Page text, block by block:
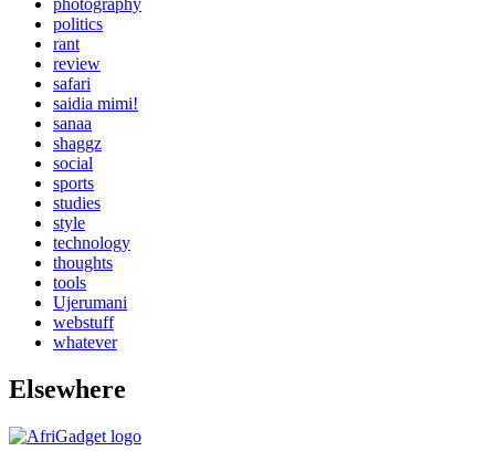
photography
politics
rant
review
safari
saidia mimi!
sanaa
shaggz
social
sports
studies
style
technology
thoughts
tools
Ujerumani
webstuff
whatever
Elsewhere